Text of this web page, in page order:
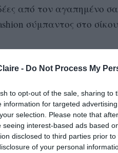
- Do Not Process My
to opt-out of the sale, sharing
information for targeted
selection. Please note that
seeing interest-based ads based
disclosed to third parties prior
of your personal
από τον αγαπημένο
σύμπαντος στο